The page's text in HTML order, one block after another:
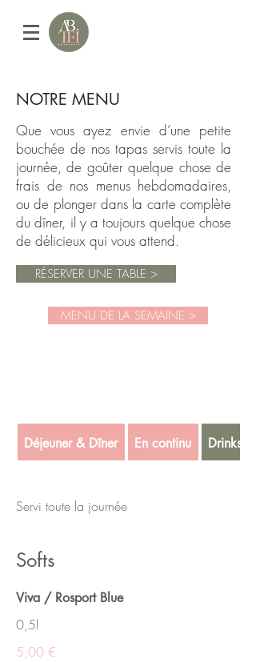
NOTRE MENU
Que vous ayez envie d’une petite
bouchée de nos tapas servis toute la
journée, de goûter quelque chose de
frais de nos menus hebdomadaires,
ou de plonger dans la carte complète
du dîner, il y a toujours quelque chose
de délicieux qui vous attend.
RÉSERVER UNE TABLE >
MENU DE LA SEMAINE >
Déjeuner & Dîner En continu Drinks
Servi toute la journée
Softs
Viva / Rosport Blue
0,5l
5,00 €